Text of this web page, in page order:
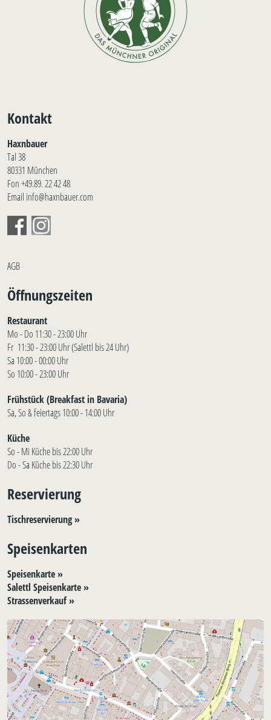
Kontakt
Haxnbauer
Tal 38
80331 München
Fon +49.89. 22 42 48
Email info@haxnbauer.com
AGB
Öffnungszeiten
Restaurant
Mo - Do 11:30 - 23:00 Uhr
Fr 11:30 - 23:00 Uhr (Salettl bis 24 Uhr)
Sa 10:00 - 00:00 Uhr
So 10:00 - 23:00 Uhr
Frühstück (Breakfast in Bavaria)
Sa, So & feiertags 10:00 - 14:00 Uhr
Küche
So - Mi Küche bis 22:00 Uhr
Do - Sa Küche bis 22:30 Uhr
Reservierung
Tischreservierung »
Speisenkarten
Speisenkarte »
Salettl Speisenkarte »
Strassenverkauf »